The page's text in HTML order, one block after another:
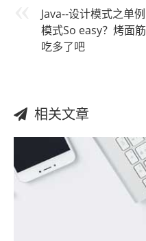
Java--设计模式之单例
模式So easy？烤面筋
吃多了吧
相关文章